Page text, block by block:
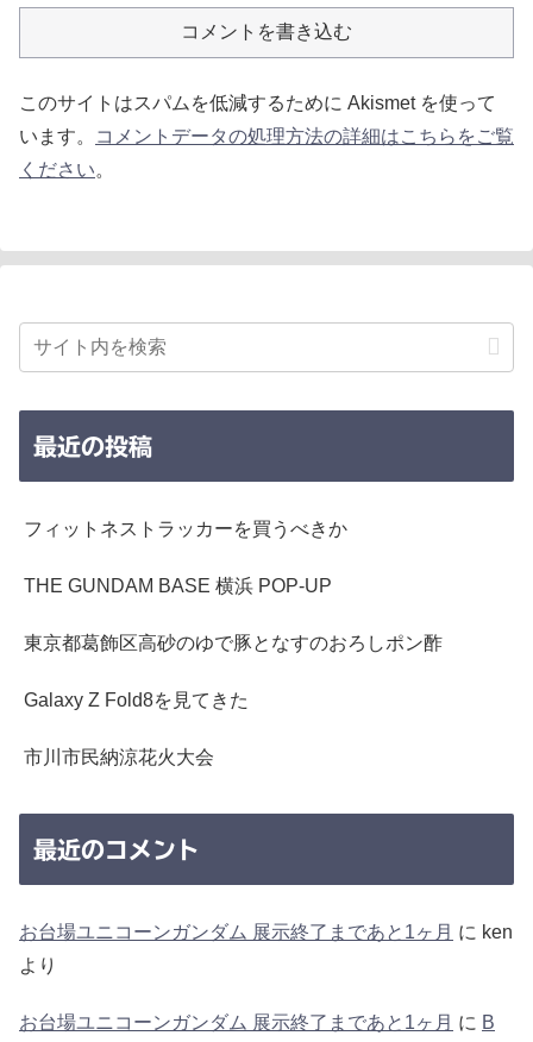
コメントを書き込む
このサイトはスパムを低減するために Akismet を使って
います。
コメントデータの処理方法の詳細はこちらをご覧
ください。
最近の投稿
フィットネストラッカーを買うべきか
THE GUNDAM BASE 横浜 POP-UP
東京都葛飾区高砂のゆで豚となすのおろしポン酢
Galaxy Z Fold8を見てきた
市川市民納涼花火大会
最近のコメント
お台場ユニコーンガンダム 展示終了まであと1ヶ月 に ken
より
お台場ユニコーンガンダム 展示終了まであと1ヶ月 に B